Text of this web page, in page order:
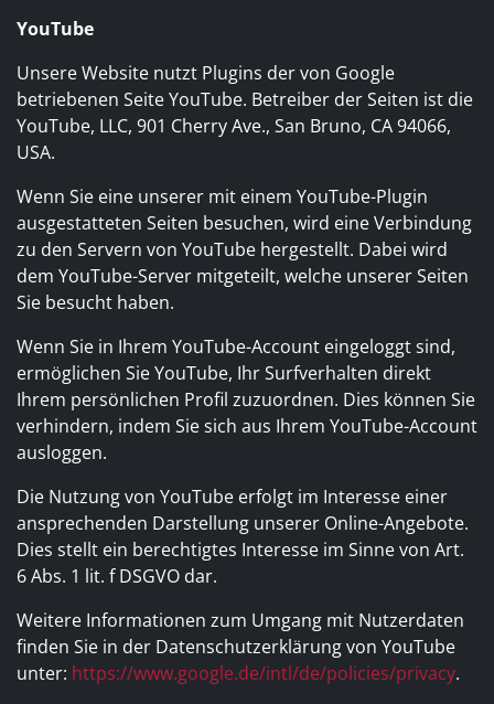
YouTube
Unsere Website nutzt Plugins der von Google
betriebenen Seite YouTube. Betreiber der Seiten ist die
YouTube, LLC, 901 Cherry Ave., San Bruno, CA 94066,
USA.
Wenn Sie eine unserer mit einem YouTube-Plugin
ausgestatteten Seiten besuchen, wird eine Verbindung
zu den Servern von YouTube hergestellt. Dabei wird
dem YouTube-Server mitgeteilt, welche unserer Seiten
Sie besucht haben.
Wenn Sie in Ihrem YouTube-Account eingeloggt sind,
ermöglichen Sie YouTube, Ihr Surfverhalten direkt
Ihrem persönlichen Profil zuzuordnen. Dies können Sie
verhindern, indem Sie sich aus Ihrem YouTube-Account
ausloggen.
Die Nutzung von YouTube erfolgt im Interesse einer
ansprechenden Darstellung unserer Online-Angebote.
Dies stellt ein berechtigtes Interesse im Sinne von Art.
6 Abs. 1 lit. f DSGVO dar.
Weitere Informationen zum Umgang mit Nutzerdaten
finden Sie in der Datenschutzerklärung von YouTube
unter: https://www.google.de/intl/de/policies/privacy.